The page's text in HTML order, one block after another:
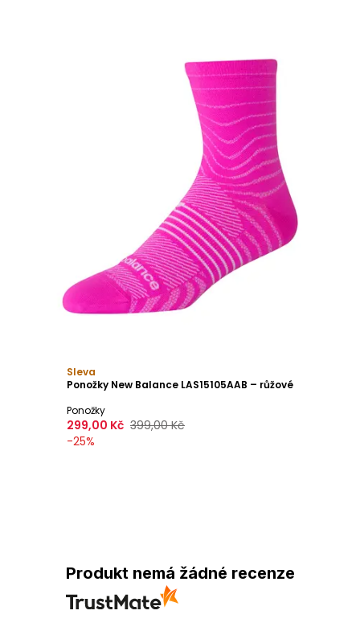
Sleva
Ponožky New Balance LAS15105AAB – růžové
Ponožky
299,00 Kč 399,00 Kč
-25%
Produkt nemá žádné recenze